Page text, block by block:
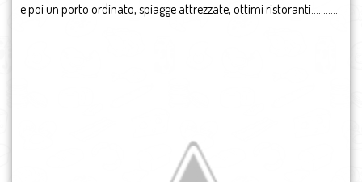
e poi un porto ordinato, spiagge attrezzate, ottimi ristoranti………..